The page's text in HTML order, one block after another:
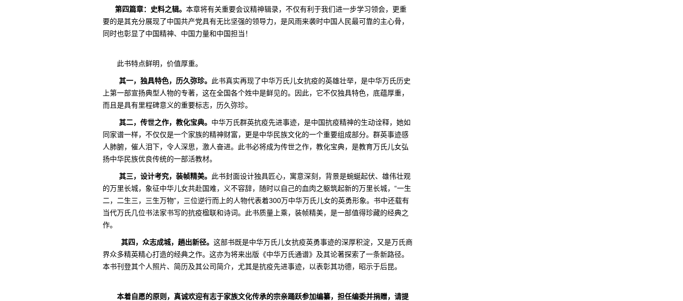
第四篇章：史料之辑。 本章将有关重要会议精神辑录，不仅有利于我们进一步学习领会，更重
要的是其充分展现了中国共产党具有无比坚强的领导力，是风雨来袭时中国人民最可靠的主心骨，
同时也彰显了中国精神、中国力量和中国担当！
此书特点鲜明，价值厚重。
其一，独具特色，历久弥珍。 此书真实再现了中华万氏儿女抗疫的英雄壮举，是中华万氏历史
上第一部宣扬典型人物的专著，这在全国各个姓中是鲜见的。因此，它不仅独具特色，底蕴厚重，
而且是具有里程碑意义的重要标志，历久弥珍。
其二，传世之作，教化宝典。 中华万氏群英抗疫先进事迹，是中国抗疫精神的生动诠释，她如
同家谱一样，不仅仅是一个家族的精神财富，更是中华民族文化的一个重要组成部分。群英事迹感
人肺腑，催人泪下，令人深思，激人奋进。此书必将成为传世之作，教化宝典，是教育万氏儿女弘
扬中华民族优良传统的一部活教材。
其三，设计考究，装帧精美。 此书封面设计独具匠心，寓意深刻，背景是蜿蜒起伏、雄伟壮观
的万里长城，象征中华儿女共赴国难，义不容辞，随时以自己的血肉之躯筑起新的万里长城，“一生
二，二生三，三生万物”，三位逆行而上的人物代表着300万中华万氏儿女的英勇形象。书中还载有
当代万氏几位书法家书写的抗疫楹联和诗词。此书质量上乘，装帧精美，是一部值得珍藏的经典之
作。
其四，众志成城，趟出新径。 这部书既是中华万氏儿女抗疫英勇事迹的深厚积淀，又是万氏商
界众多精英精心打造的经典之作。这亦为将来出版《中华万氏通谱》及其论著探索了一条新路径。
本书刊登其个人照片、简历及其公司简介，尤其是抗疫先进事迹，以表彰其功德，昭示于后昆。
本着自愿的原则，真诚欢迎有志于家族文化传承的宗亲踊跃参加编纂，担任编委并捐赠，请提